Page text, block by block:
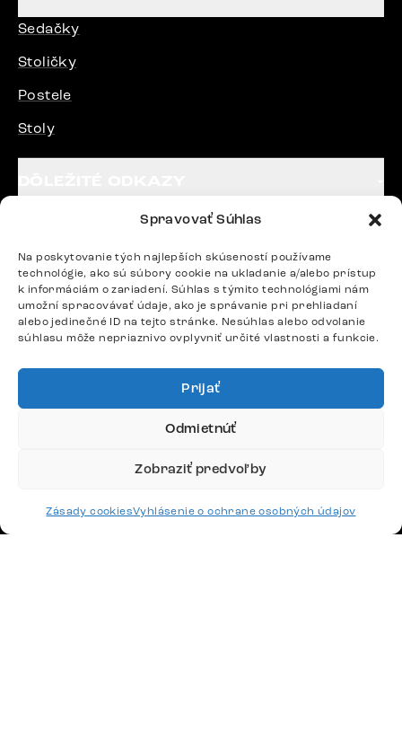
Spravovať Súhlas
Na poskytovanie tých najlepších skúseností používame
technológie, ako sú súbory cookie na ukladanie a/alebo prístup
k informáciám o zariadení. Súhlas s týmito technológiami nám
umožní spracovávať údaje, ako je správanie pri prehliadaní
alebo jedinečné ID na tejto stránke. Nesúhlas alebo odvolanie
súhlasu môže nepriaznivo ovplyvniť určité vlastnosti a funkcie.
Prijať
Odmietnúť
Zobraziť predvoľby
Zásady cookiesVyhlásenie o ochrane osobných údajov
Sedačky
Stoličky
Postele
Stoly
SLEDUJTE NÁS
Potrebujete radu? Ozvite sa.
+420 770 313 313
Po – Pia: 9:00 – 17:00
podpora@delife-shop.sk